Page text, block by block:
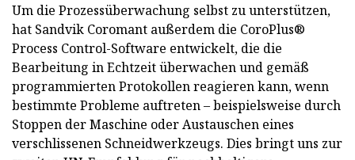
Um die Prozessüberwachung selbst zu unterstützen,
hat Sandvik Coromant außerdem die CoroPlus®
Process Control-Software entwickelt, die die
Bearbeitung in Echtzeit überwachen und gemäß
programmierten Protokollen reagieren kann, wenn
bestimmte Probleme auftreten – beispielsweise durch
Stoppen der Maschine oder Austauschen eines
verschlissenen Schneidwerkzeugs. Dies bringt uns zur